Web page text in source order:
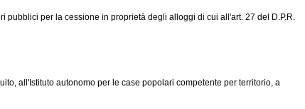
per la cessione in proprietà degli alloggi di cui all'art. 27 del
D.P.R.
all'Istituto autonomo per le case popolari competente per territorio, a